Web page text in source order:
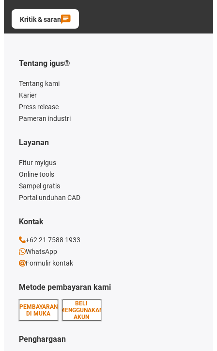
Kritik & saran
Tentang igus®
Tentang kami
Karier
Press release
Pameran industri
Metode pembayaran kami
PEMBAYARAN
DI MUKA
BELI
MENGGUNAKAN
AKUN
Layanan
Fitur myigus
Online tools
Sampel gratis
Portal unduhan CAD
Penghargaan
Kontak
+62 21 7588 1933
WhatsApp
Formulir kontak